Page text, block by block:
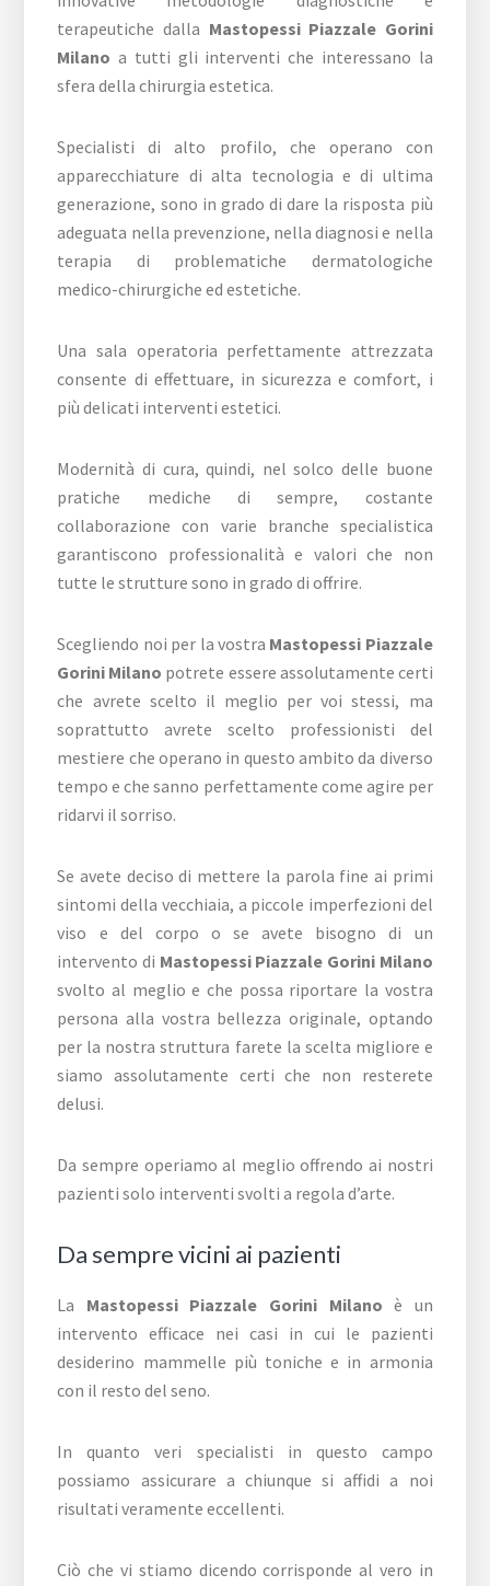
terapeutiche dalla Mastopessi Piazzale Gorini
Milano a tutti gli interventi che interessano la
sfera della chirurgia estetica.
Specialisti di alto profilo, che operano con
apparecchiature di alta tecnologia e di ultima
generazione, sono in grado di dare la risposta più
adeguata nella prevenzione, nella diagnosi e nella
terapia di problematiche dermatologiche
medico-chirurgiche ed estetiche.
Una sala operatoria perfettamente attrezzata
consente di effettuare, in sicurezza e comfort, i
più delicati interventi estetici.
Modernità di cura, quindi, nel solco delle buone
pratiche mediche di sempre, costante
collaborazione con varie branche specialistica
garantiscono professionalità e valori che non
tutte le strutture sono in grado di offrire.
Scegliendo noi per la vostra Mastopessi Piazzale
Gorini Milano potrete essere assolutamente certi
che avrete scelto il meglio per voi stessi, ma
soprattutto avrete scelto professionisti del
mestiere che operano in questo ambito da diverso
tempo e che sanno perfettamente come agire per
ridarvi il sorriso.
Se avete deciso di mettere la parola fine ai primi
sintomi della vecchiaia, a piccole imperfezioni del
viso e del corpo o se avete bisogno di un
intervento di Mastopessi Piazzale Gorini Milano
svolto al meglio e che possa riportare la vostra
persona alla vostra bellezza originale, optando
per la nostra struttura farete la scelta migliore e
siamo assolutamente certi che non resterete
delusi.
Da sempre operiamo al meglio offrendo ai nostri
pazienti solo interventi svolti a regola d’arte.
Da sempre vicini ai pazienti
La Mastopessi Piazzale Gorini Milano è un
intervento efficace nei casi in cui le pazienti
desiderino mammelle più toniche e in armonia
con il resto del seno.
In quanto veri specialisti in questo campo
possiamo assicurare a chiunque si affidi a noi
risultati veramente eccellenti.
Ciò che vi stiamo dicendo corrisponde al vero in